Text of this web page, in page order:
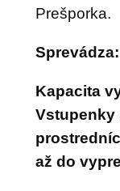
Prešporka.
Kapacita
Vstupenky
až do